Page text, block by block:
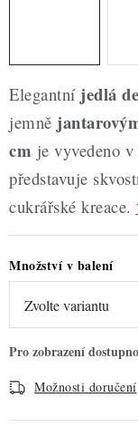
Hodnocení obchodu
Podmínky ochrany
Elegantní jedlá
jemně
cm je vyvedeno
představuje
cukrářské kreace.
Množství v balení
Možnosti doručení